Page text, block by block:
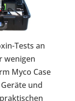
Tests an
wenigen
Myco Case
und